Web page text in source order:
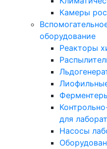
Камеры
оборудование
Реакторы
для
Насосы